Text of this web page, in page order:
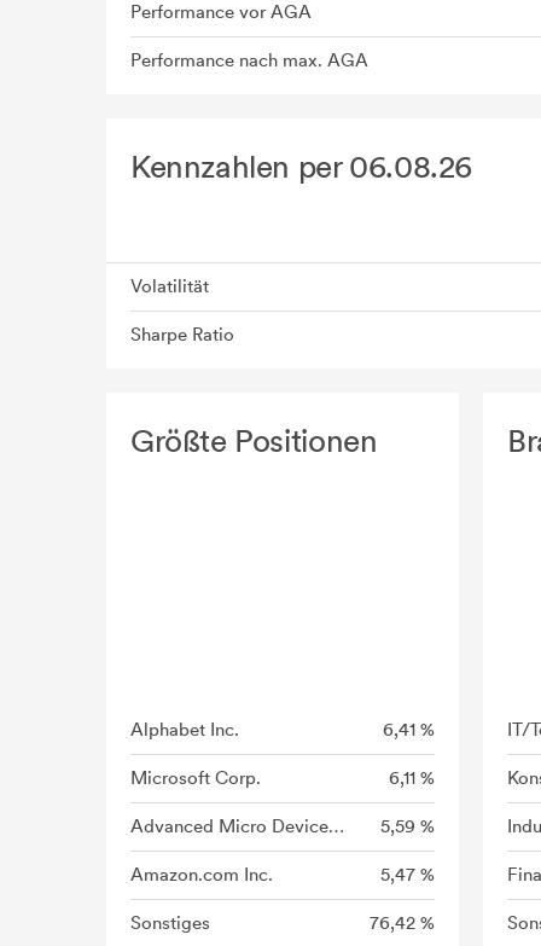
Performance vor AGA
Performance nach max. AGA
Kennzahlen per 06.08.26
Volatilität
Sharpe Ratio
Größte Positionen
Alphabet Inc. 6,41 %
Microsoft Corp. 6,11 %
Advanced Micro Devices Inc. 5,59 %
Amazon.com Inc. 5,47 %
Sonstiges 76,42 %
IT/